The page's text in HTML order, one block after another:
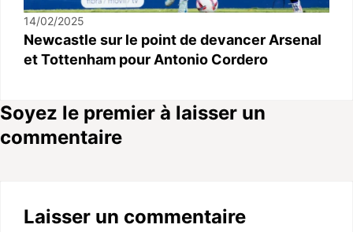
14/02/2025
Newcastle sur le point de devancer Arsenal
et Tottenham pour Antonio Cordero
Soyez le premier à laisser un
commentaire
Laisser un commentaire